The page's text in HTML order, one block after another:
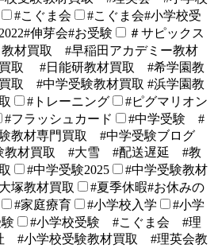
#こぐま会
#こぐま会#小学校受
伸芽会#お受験
＃サピックス
教材買取 #早稲田アカデミー教材
取 #日能研教材買取 #希学園教
取 #中学受験教材買取 #浜学園教
#トレーニング
#ピグマリオン
#フラッシュカード
#中学受験 #
教材専門買取 #中学受験ブログ
教材買取 #大雪 #配送遅延 #教
#中学受験2025
#中学受験教材
塚教材買取
#夏季休暇#お休みの
#家庭療育 #小学校入学
#小学
#小学校受験 #こぐま会 #理
小学校受験教材買取 #理英会教